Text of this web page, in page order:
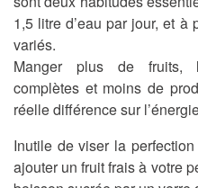
1,5 litre d’eau par jour, et
variés.
Manger plus de fruits,
complètes et moins de
réelle différence sur
Inutile de viser la
ajouter un fruit frais à votre